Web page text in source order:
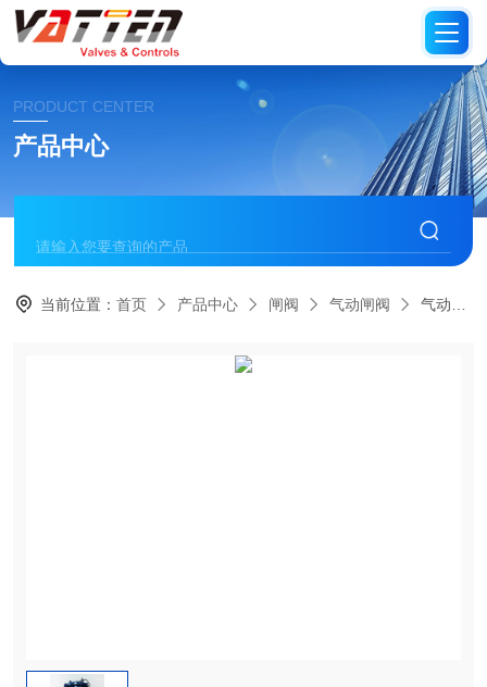
PRODUCT CENTER
产品中心
当前位置：首页 产品中心 闸阀 气动闸阀 气动防爆进口法兰蒸汽高压闸阀 进口不锈钢法兰闸阀